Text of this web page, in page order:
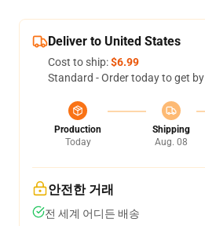
Deliver to United States
Cost to ship:$6.99
Standard - Order today to get by
Production
Today
Shipping
Aug. 08
안전한 거래
전 세계 어디든 배송